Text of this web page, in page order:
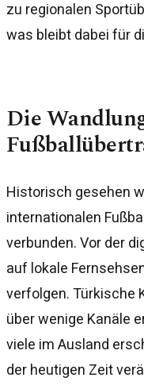
zu regionalen
was bleibt dabei für
Die
Historisch gesehen
internationalen
verbunden. Vor der
auf lokale
verfolgen. Türkische
über wenige Kanäle
viele im Ausland
der heutigen Zeit